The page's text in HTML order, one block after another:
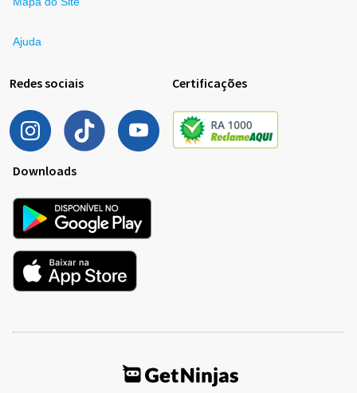
Ajuda
Redes sociais Certificações
Downloads